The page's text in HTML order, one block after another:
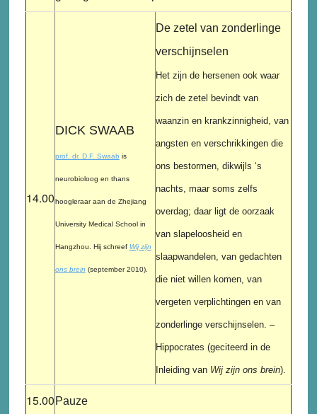
14.00
DICK SWAAB
prof. dr. D.F. Swaab is
neurobioloog en thans
hoogleraar aan de Zhejiang
University Medical School in
Hangzhou. Hij schreef Wij zijn
ons brein (september 2010).
De zetel van zonderlinge
verschijnselen
Het zijn de hersenen ook waar
zich de zetel bevindt van
waanzin en krankzinnigheid, van
angsten en verschrikkingen die
ons bestormen, dikwijls ‘s
nachts, maar soms zelfs
overdag; daar ligt de oorzaak
van slapeloosheid en
slaapwandelen, van gedachten
die niet willen komen, van
vergeten verplichtingen en van
zonderlinge verschijnselen. –
Hippocrates (geciteerd in de
Inleiding van Wij zijn ons brein).
15.00 Pauze